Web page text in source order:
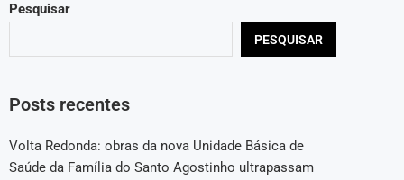
Pesquisar
PESQUISAR
Posts recentes
Volta Redonda: obras da nova Unidade Básica de
Saúde da Família do Santo Agostinho ultrapassam